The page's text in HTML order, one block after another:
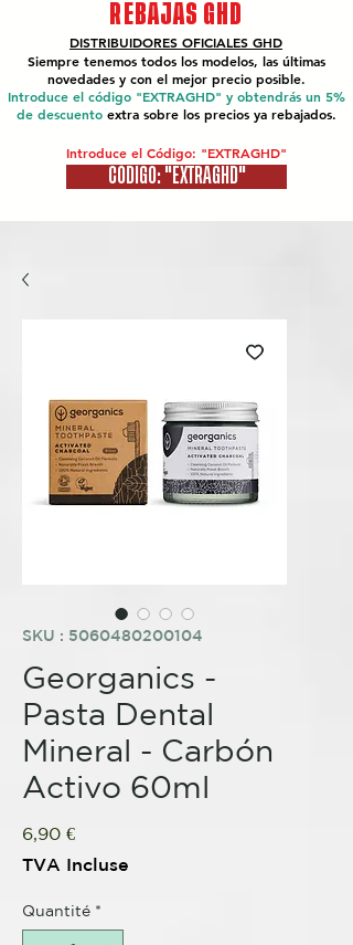
REBAJAS GHD
DISTRIBUIDORES OFICIALES GHD
Siempre tenemos todos los modelos, las últimas
novedades y con el mejor precio posible.
Introduce el código "EXTRAGHD" y obtendrás un 5%
de descuento extra sobre los precios ya rebajados.
Introduce el Código: "EXTRAGHD"
CÓDIGO: "EXTRAGHD"
SKU : 5060480200104
Georganics -
Pasta Dental
Mineral - Carbón
Activo 60ml
6,90 €Prix
TVA Incluse
Quantité *